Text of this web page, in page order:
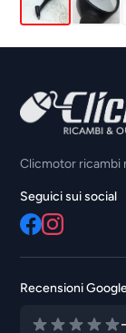
Clicmotor ricambi
Seguici sui social
Recensioni